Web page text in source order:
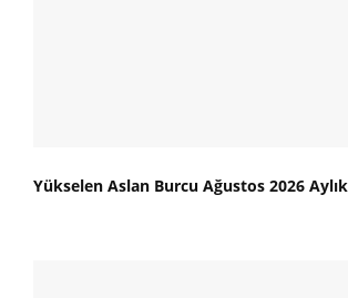
Yükselen Aslan Burcu Ağustos 2026